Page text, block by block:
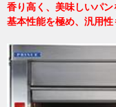
香り高く、美味しいパン
基本性能を極め、汎用